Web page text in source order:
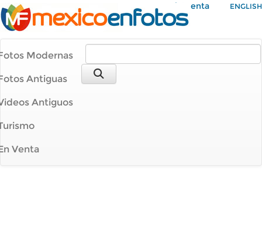
Mi Cuenta ENGLISH
Modernas
Antiguas
Antiguos
Venta